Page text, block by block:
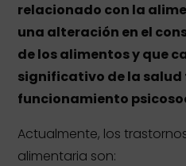
relacionado con la
una alteración en el
de los alimentos y que
significativo de la salud
funcionamiento
Actualmente, los
alimentaria son: